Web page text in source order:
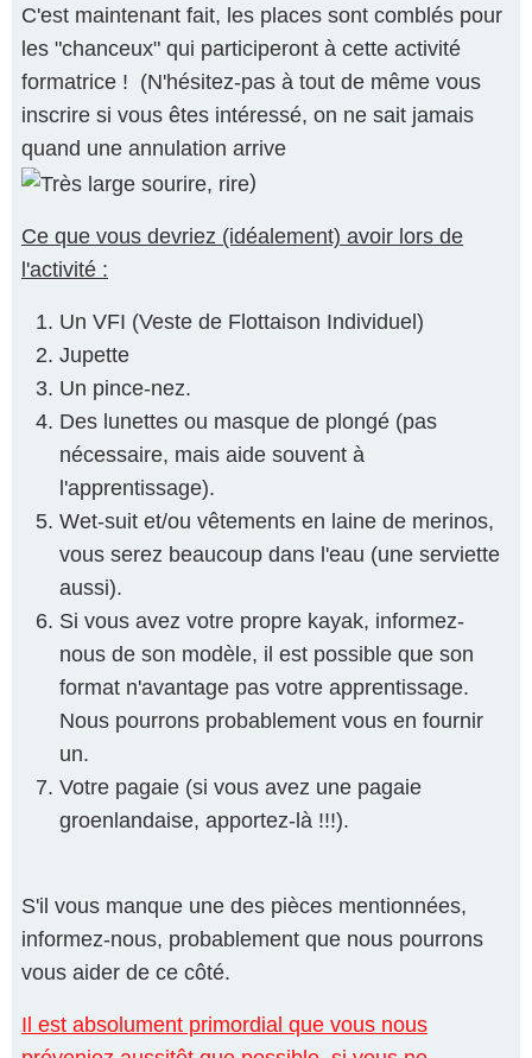
C'est maintenant fait, les places sont comblés pour
les "chanceux" qui participeront à cette activité
formatrice ! (N'hésitez-pas à tout de même vous
inscrire si vous êtes intéressé, on ne sait jamais
quand une annulation arrive
)
Ce que vous devriez (idéalement) avoir lors de
l'activité :
Un VFI (Veste de Flottaison Individuel)
Jupette
Un pince-nez.
Des lunettes ou masque de plongé (pas
nécessaire, mais aide souvent à
l'apprentissage).
Wet-suit et/ou vêtements en laine de merinos,
vous serez beaucoup dans l'eau (une serviette
aussi).
Si vous avez votre propre kayak, informez-
nous de son modèle, il est possible que son
format n'avantage pas votre apprentissage.
Nous pourrons probablement vous en fournir
un.
Votre pagaie (si vous avez une pagaie
groenlandaise, apportez-là !!!).
S'il vous manque une des pièces mentionnées,
informez-nous, probablement que nous pourrons
vous aider de ce côté.
Il est absolument primordial que vous nous